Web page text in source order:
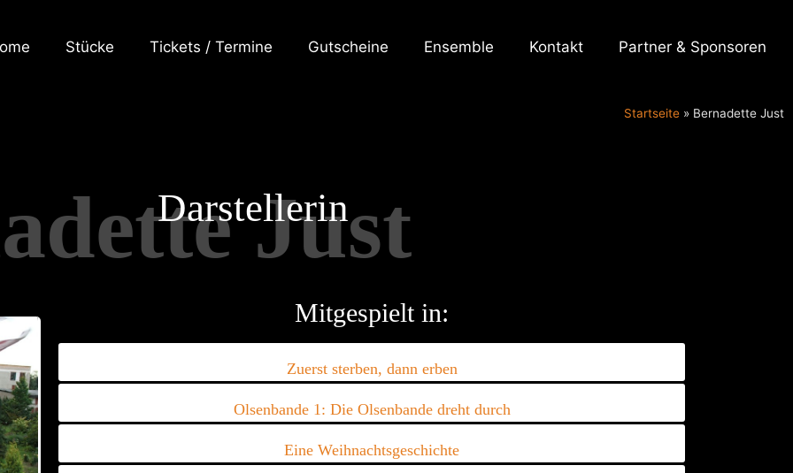
Stücke Tickets / Termine Gutscheine Ensemble Kontakt Partner & Sponsoren
Startseite » Bernadette Just
Just
Darstellerin
Mitgespielt in:
Zuerst sterben, dann erben
Olsenbande 1: Die Olsenbande dreht durch
Eine Weihnachtsgeschichte